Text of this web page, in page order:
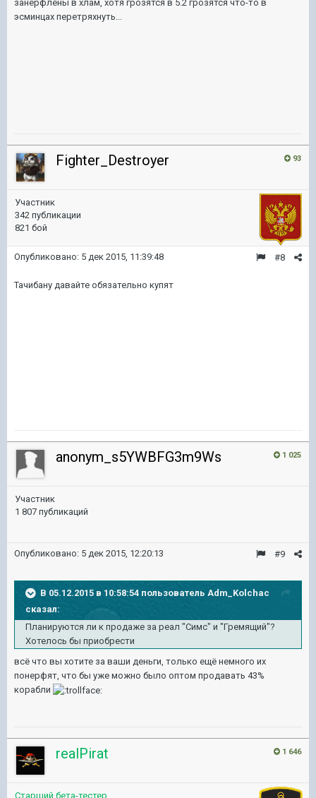
занерфлены в хлам, хотя грозятся в 5.2 грозятся что-то в
эсминцах перетряхнуть...
93
Fighter_Destroyer
Участник
342 публикации
821 бой
#8
Опубликовано: 5 дек 2015, 11:39:48
Тачибану давайте обязательно купят
1 025
anonym_s5YWBFG3m9Ws
Участник
1 807 публикаций
#9
Опубликовано: 5 дек 2015, 12:20:13
В 05.12.2015 в 10:58:54 пользователь Adm_Kolchac
сказал:
Планируются ли к продаже за реал "Симс" и "Гремящий"?
Хотелось бы приобрести
всё что вы хотите за ваши деньги, только ещё немного их
понерфят, что бы уже можно было оптом продавать 43%
корабли
1 646
realPirat
Старший бета-тестер